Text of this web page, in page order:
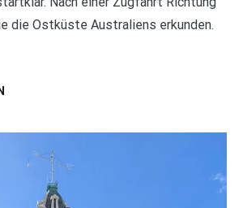
die Ostküste Australiens erkunden.